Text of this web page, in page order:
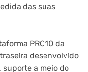
das suas
PRO10 da
desenvolvido
suporte a meio do